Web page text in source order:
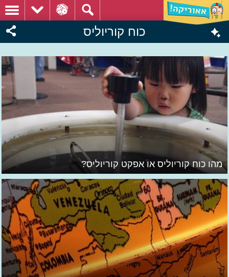
כוח קוריוליס
מהו כוח קוריוליס או אפקט קוריוליס?